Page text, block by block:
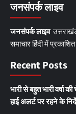
जनसंपर्क लाइव
जनसंपर्क लाइव
समाचार हिंदी में
Recent Posts
भारी से बहुत भारी वर्षा
हाई अलर्ट पर रहने के